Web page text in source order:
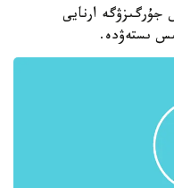
جۇرگىزۋگە ارنايى
ىستەۋدە.